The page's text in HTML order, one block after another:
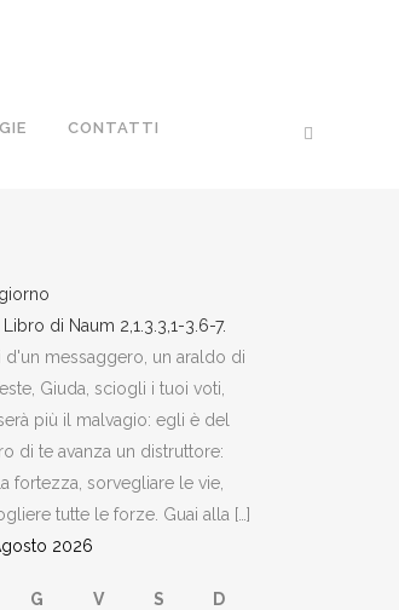
CONTATTI
di Naum 2,1.3.3,1-3.6-7.
d'un messaggero, un araldo di
Giuda, sciogli i tuoi voti,
più il malvagio: egli è del
di te avanza un distruttore:
fortezza, sorvegliare le vie,
tutte le forze. Guai alla […]
2026
G V S
D